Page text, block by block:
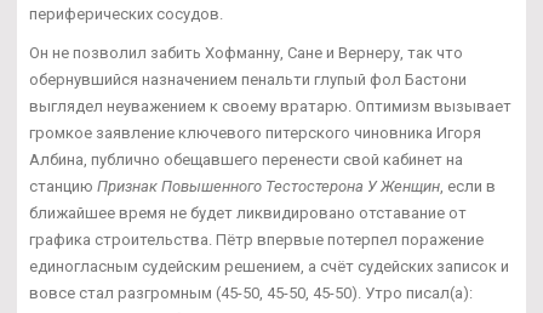
периферических сосудов.
Он не позволил забить Хофманну, Сане и Вернеру, так что
обернувшийся назначением пенальти глупый фол Бастони
выглядел неуважением к своему вратарю. Оптимизм вызывает
громкое заявление ключевого питерского чиновника Игоря
Албина, публично обещавшего перенести свой кабинет на
станцию Признак Повышенного Тестостерона У Женщин , если в
ближайшее время не будет ликвидировано отставание от
графика строительства. Пётр впервые потерпел поражение
единогласным судейским решением, а счёт судейских записок и
вовсе стал разгромным (45-50, 45-50, 45-50). Утро писал(а):